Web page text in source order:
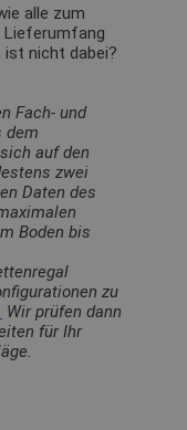
alle zum
Lieferumfang
ist nicht dabei?
Fach- und
dem
auf den
zwei
Daten des
Boden bis
zu
Wir prüfen dann
für Ihr